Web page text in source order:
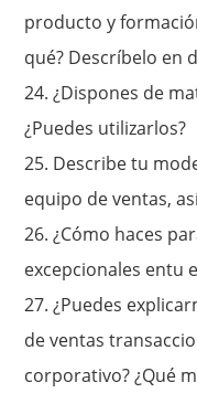
producto y
qué? Descríbelo en
24.¿Dispones de
¿Puedes utilizarlos?
25. Describe tu
equipo de ventas,
26.¿Cómo haces
excepcionales entu
27.¿Puedes
de ventas
corporativo? ¿Qué